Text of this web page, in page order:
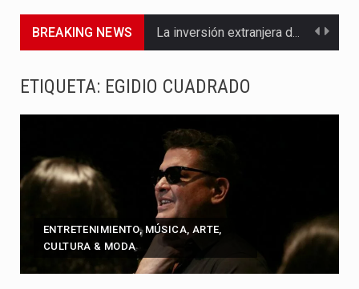
BREAKING NEWS La inversión extranjera directa en Colombia comenzó a dar señales…
Saber cómo borrar el historial de operaciones en MT4 es…
ETIQUETA: EGIDIO CUADRADO
ENTRETENIMIENTO, MÚSICA, ARTE,
CULTURA & MODA